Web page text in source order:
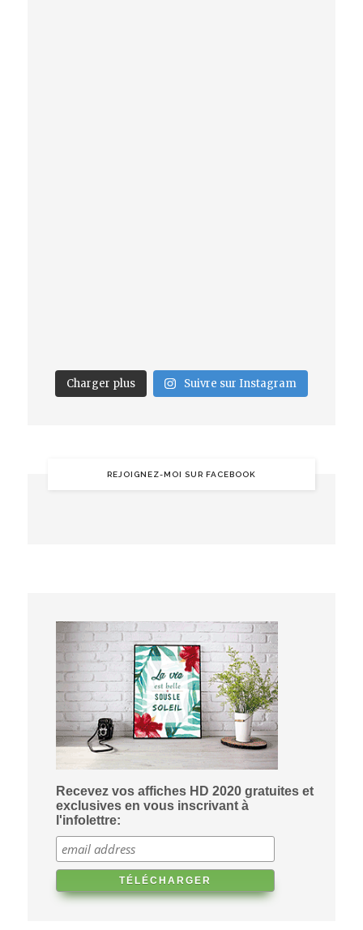
Charger plus Suivre sur Instagram
REJOIGNEZ-MOI SUR FACEBOOK
Recevez vos affiches HD 2020 gratuites et
exclusives en vous inscrivant à
l'infolettre: